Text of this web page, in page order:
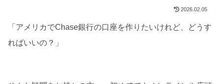
2026.02.05
「アメリカでChase銀行の口座を作りたいけれど、どうす
ればいいの？」